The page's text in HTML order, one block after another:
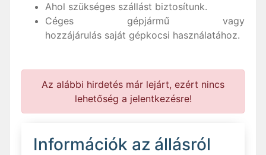
Ahol szükséges szállást biztosítunk.
Céges gépjármű vagy
hozzájárulás saját gépkocsi használatához.
Az alábbi hirdetés már lejárt, ezért nincs
lehetőség a jelentkezésre!
Információk az állásról